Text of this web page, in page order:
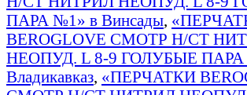
ПАРА №1» в Винсады,
BEROGLOVE СМОТР Н/СТ
НЕОПУД. L 8-9 ГОЛУБЫЕ ПАРА
Владикавказ, «ПЕРЧАТКИ